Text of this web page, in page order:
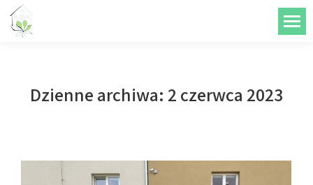
treści
Dzienne archiwa: 2 czerwca 2023